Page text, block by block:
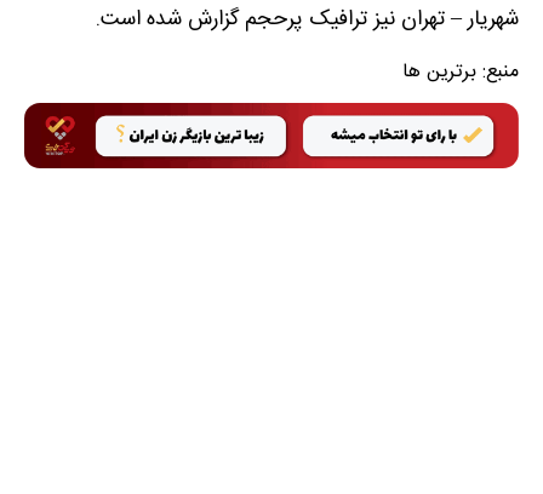
شهریار – تهران نیز ترافیک پرحجم گزارش شده است.
منبع:برترین ها